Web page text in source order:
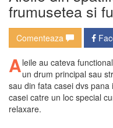
frumusetea si
Comenteaza
Aleile au cateva
un drum principal sau
sau din fata casei dvs
casei catre un loc special
relaxare.